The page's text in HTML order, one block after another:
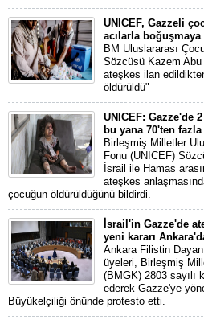
UNICEF, Gazzeli
acılarla
BM Uluslararası
Sözcüsü Kazem
ateşkes ilan
öldürüldü"
UNICEF: Gazze'de
bu yana 70'ten
Birleşmiş Milletler
Fonu (UNICEF)
İsrail ile Hamas
ateşkes
çocuğun öldürüldüğünü bildirdi.
İsrail'in Gazze'de
yeni kararı
Ankara Filistin
üyeleri, Birleşmiş
(BMGK) 2803 sayılı
ederek Gazze'ye
Büyükelçiliği önünde protesto etti.